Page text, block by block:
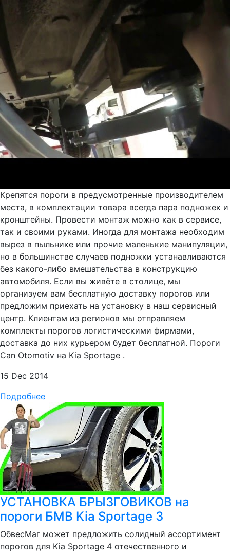
Крепятся пороги в предусмотренные производителем
места, в комплектации товара всегда пара подножек и
кронштейны. Провести монтаж можно как в сервисе,
так и своими руками. Иногда для монтажа необходим
вырез в пыльнике или прочие маленькие манипуляции,
но в большинстве случаев подножки устанавливаются
без какого-либо вмешательства в конструкцию
автомобиля. Если вы живёте в столице, мы
организуем вам бесплатную доставку порогов или
предложим приехать на установку в наш сервисный
центр. Клиентам из регионов мы отправляем
комплекты порогов логистическими фирмами,
доставка до них курьером будет бесплатной. Пороги
Can Otomotiv на Kia Sportage .
15 Dec 2014
Подробнее
УСТАНОВКА БРЫЗГОВИКОВ на
пороги БМВ Kia Sportage 3
ОбвесМаг может предложить солидный ассортимент
порогов для Kia Sportage 4 отечественного и